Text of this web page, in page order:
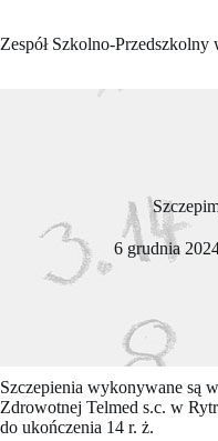
treści
Zespół Szkolno-Przedszkolny
6 grudnia
Szczepienia wykonywane są
Zdrowotnej Telmed s.c. w
do ukończenia 14 r. ż.